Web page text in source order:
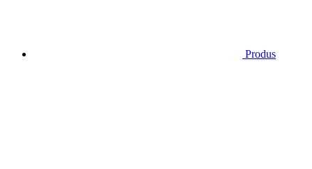
Produs